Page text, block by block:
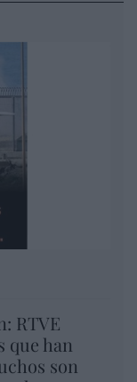
RTVE
que han
son